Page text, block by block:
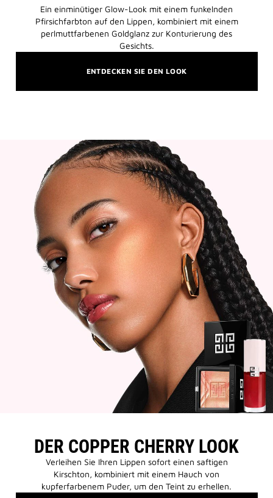
Ein einminütiger Glow-Look mit einem funkelnden
Pfirsichfarbton auf den Lippen, kombiniert mit einem
perlmuttfarbenen Goldglanz zur Konturierung des
Gesichts.
ENTDECKEN SIE DEN LOOK
DER COPPER CHERRY LOOK
Verleihen Sie Ihren Lippen sofort einen saftigen
Kirschton, kombiniert mit einem Hauch von
kupferfarbenem Puder, um den Teint zu erhellen.